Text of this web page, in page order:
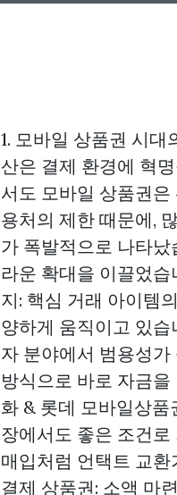
1. 모바일 상품권 시
산은 결제 환경에 혁
서도 모바일 상품권
용처의 제한 때문에,
가 폭발적으로 나타
라운 확대을 이끌었
지: 핵심 거래 아이템
양하게 움직이고 있
자 분야에서 범용성
방식으로 바로 자금
화 & 롯데 모바일상품
장에서도 좋은 조건
매입처럼 언택트 교
결제 상품권: 소액 마